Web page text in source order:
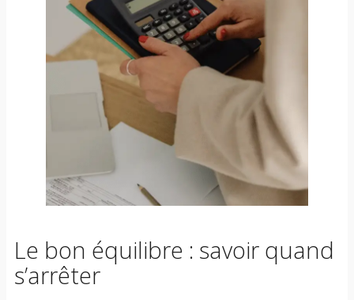
Le bon équilibre : savoir quand
s’arrêter